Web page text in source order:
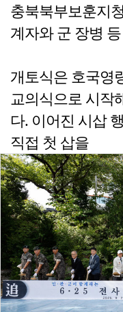
충북북부보훈지
계자와 군 장병
개토식은 호국영
교의식으로 시작
다. 이어진 시삽
직접 첫 삽을